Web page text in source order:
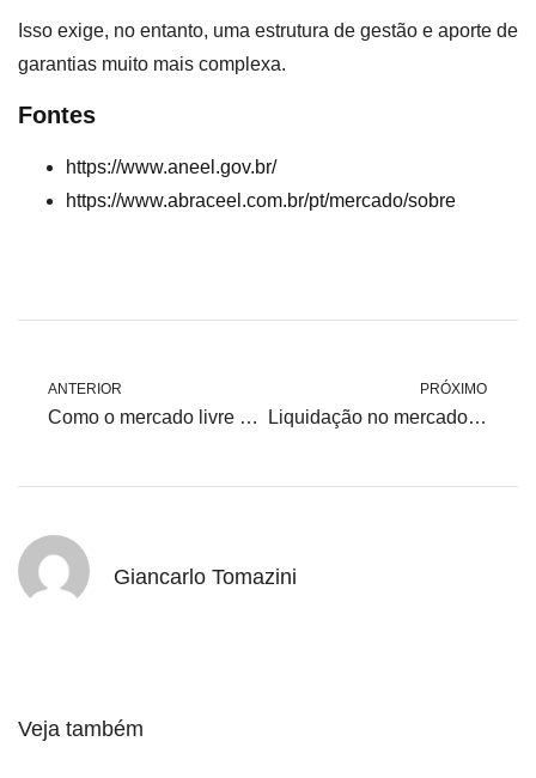
Isso exige, no entanto, uma estrutura de gestão e aporte de
garantias muito mais complexa.
Fontes
https://www.aneel.gov.br/
https://www.abraceel.com.br/pt/mercado/sobre
ANTERIOR
Como o mercado livre de energia ajuda sua empresa a economizar todos os meses
PRÓXIMO
Liquidação no mercado de curto prazo: noções básicas para consumidores
Giancarlo Tomazini
Veja também